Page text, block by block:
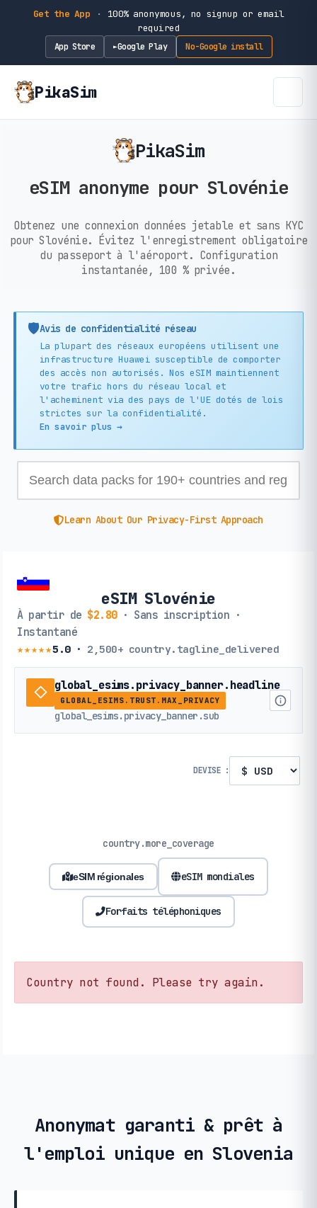
Get the App ·
100% anonymous, no signup or email
required
App Store ►Google Play No-Google install
PikaSim
PikaSim
eSIM anonyme pour Slovénie
Obtenez une connexion données jetable et sans KYC
pour Slovénie. Évitez l'enregistrement obligatoire
du passeport à l'aéroport. Configuration
instantanée, 100 % privée.
🛡️Avis de confidentialité réseau
La plupart des réseaux européens utilisent une
infrastructure Huawei susceptible de comporter
des accès non autorisés. Nos eSIM maintiennent
votre trafic hors du réseau local et
l'acheminent via des pays de l'UE dotés de lois
strictes sur la confidentialité.
En savoir plus →
Learn About Our Privacy-First Approach
eSIM Slovénie
À partir de $2.80· Sans inscription ·
Instantané
★★★★★5.0· 2,500+ country.tagline_delivered
global_esims.privacy_banner.headline
GLOBAL_ESIMS.TRUST.MAX_PRIVACY
global_esims.privacy_banner.sub
DEVISE :
country.more_coverage
eSIM régionales eSIM mondiales
Forfaits téléphoniques
Country not found. Please try again.
Anonymat garanti & prêt à
l'emploi unique en Slovenia